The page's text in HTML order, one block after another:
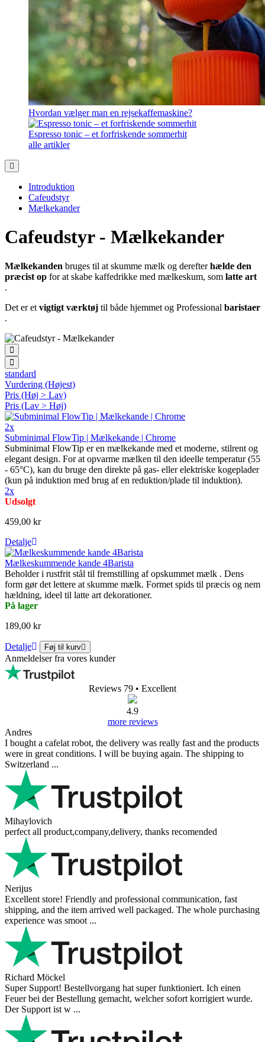
Hvordan vælger man en rejsekaffemaskine?
Espresso tonic – et forfriskende sommerhit
alle artikler
Introduktion
Cafeudstyr
Mælkekander
Cafeudstyr - Mælkekander
Mælkekanden bruges til at skumme mælk og derefterhælde den
præcist op for at skabe kaffedrikke med mælkeskum, som latte art
.
Det er et vigtigt værktøj til både hjemmet og Professional baristaer
.
standard
Vurdering (Højest)
Pris (Høj > Lav)
Pris (Lav > Høj)
2x
Subminimal FlowTip | Mælkekande | Chrome
Subminimal FlowTip er en mælkekande med et moderne, stilrent og
elegant design. For at opvarme mælken til den ideelle temperatur (55
- 65°C), kan du bruge den direkte på gas- eller elektriske kogeplader
(kun på induktion med brug af en reduktion/plade til induktion).
2x
Udsolgt
459,00 kr
Detalje
Mælkeskummende kande 4Barista
Beholder i rustfrit stål til fremstilling af opskummet mælk . Dens
form gør det lettere at skumme mælk. Formet spids til præcis og nem
hældning, ideel til latte art dekorationer.
På lager
189,00 kr
Detalje Føj til kurv
Anmeldelser fra vores kunder
Reviews 79 • Excellent
4.9
more reviews
Andres
I bought a cafelat robot, the delivery was really fast and the products
were in great conditions. I will be buying again. The shipping to
Switzerland ...
Mihaylovich
perfect all product,company,delivery, thanks recomended
Nerijus
Excellent store! Friendly and professional communication, fast
shipping, and the item arrived well packaged. The whole purchasing
experience was smoot ...
Richard Möckel
Super Support! Bestellvorgang hat super funktioniert. Ich einen
Feuer bei der Bestellung gemacht, welcher sofort korrigiert wurde.
Der Support ist w ...